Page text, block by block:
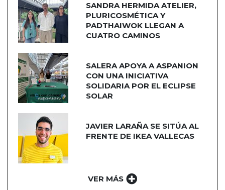
SANDRA HERMIDA ATELIER,
PLURICOSMÉTICA Y
PADTHAIWOK LLEGAN A
CUATRO CAMINOS
SALERA APOYA A ASPANION
CON UNA INICIATIVA
SOLIDARIA POR EL ECLIPSE
SOLAR
JAVIER LARAÑA SE SITÚA AL
FRENTE DE IKEA VALLECAS
VER MÁS